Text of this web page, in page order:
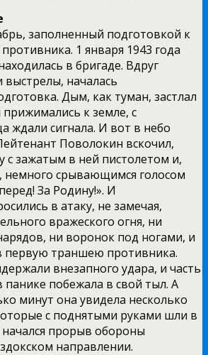
заполненный подготовкой к
1 января 1943 года
в бригаде. Вдруг
началась
Дым, как туман, застлал
к земле, с
ждали сигнала. И вот в небо
Поволокин вскочил,
с зажатым в ней пистолетом и,
немного срывающимся голосом
За Родину!». И
в атаку, не замечая,
вражеского огня, ни
ни воронок под ногами, и
первую траншею противника.
внезапного удара, и часть
панике побежала в свой тыл. А
минут она увидела несколько
с поднятыми руками шли в
прорыв обороны
направлении.